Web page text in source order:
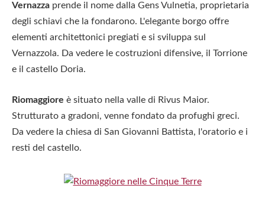
Vernazza prende il nome dalla Gens Vulnetia, proprietaria
degli schiavi che la fondarono. L'elegante borgo offre
elementi architettonici pregiati e si sviluppa sul
Vernazzola. Da vedere le costruzioni difensive, il Torrione
e il castello Doria.
Riomaggiore è situato nella valle di Rivus Maior.
Strutturato a gradoni, venne fondato da profughi greci.
Da vedere la chiesa di San Giovanni Battista, l'oratorio e i
resti del castello.